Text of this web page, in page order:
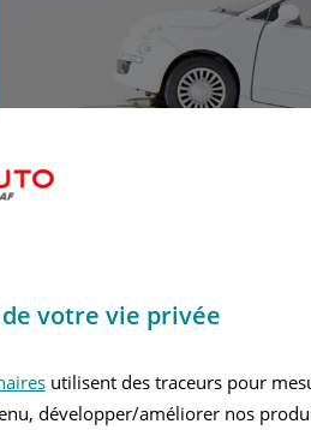
Financez la
Avec le
votre vie privée
utilisent des traceurs pour
développer/améliorer nos